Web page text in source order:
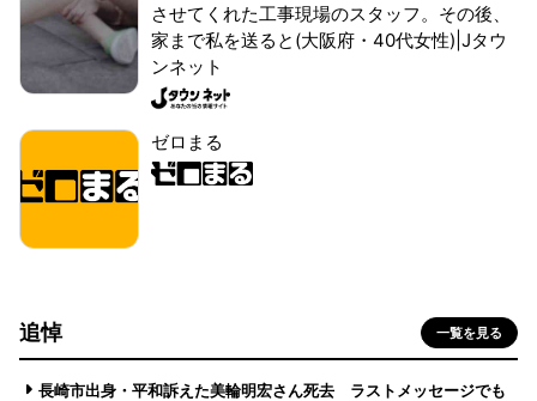
させてくれた工事現場のスタッフ。その後、
家まで私を送ると(大阪府・40代女性)|Jタウ
ンネット
ゼロまる
追悼 一覧を見る
長崎市出身・平和訴えた美輪明宏さん死去 ラストメッセージでも